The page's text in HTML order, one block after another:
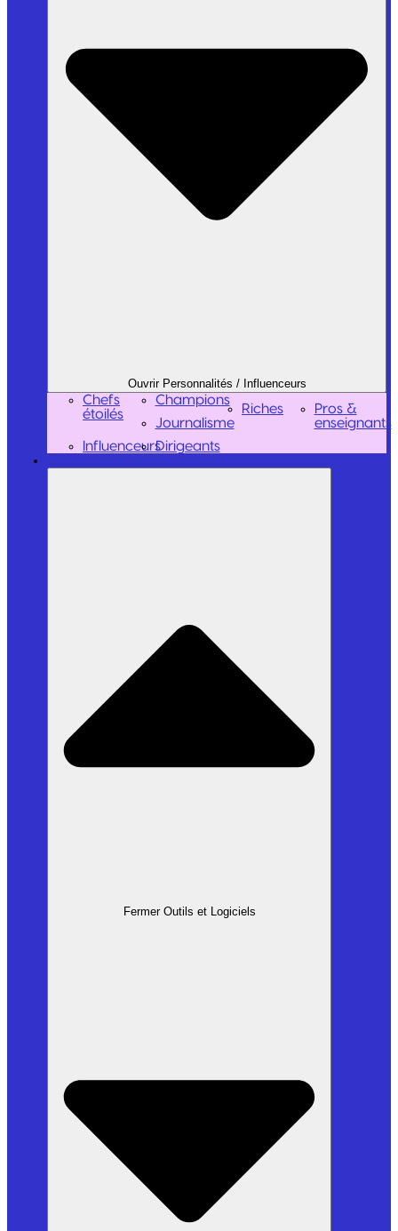
Ouvrir Personnalités / Influenceurs
Chefs
étoilés
Champions
Journalisme
InfluenceursDirigeants
Riches
Pros &
enseignants
Fermer Outils et Logiciels